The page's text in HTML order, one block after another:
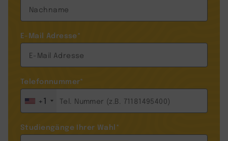
E-Mail Adresse*
Telefonnummer*
+1
Studiengänge Ihrer Wahl*